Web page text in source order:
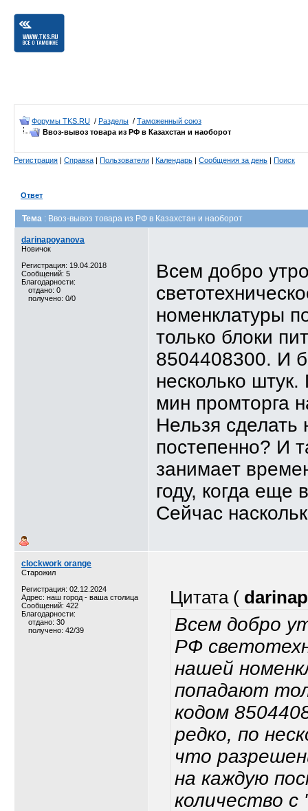
Форумы TKS.RU / Разделы / Таможенный союз
Ввоз-вывоз товара из РФ в Казахстан и наоборот
Регистрация | Справка | Пользователи | Календарь | Сообщения за день | Поиск
Ответ
Тема : Ввоз-вывоз товара из РФ в Казахстан и наоборот
darinapoyanova
Новичок
Регистрация: 19.04.2018
Сообщений: 5
Благодарности:
отдано: 0
получено: 0/0
Всем добро
номенклатуры
только блоки
8504408300. И
несколько
мин промторга
Нельзя сделать
постепенно? И
занимает
году, когда еще
Сейчас
clockwork orange
Старожил
Регистрация: 02.12.2024
Адрес: наш город - ваша столица
Сообщений: 422
Благодарности:
отдано: 30
получено: 42/39
Цитата (
Всем добро
РФ
нашей
попадают
кодом
редко, по
что
на каждую
количество с